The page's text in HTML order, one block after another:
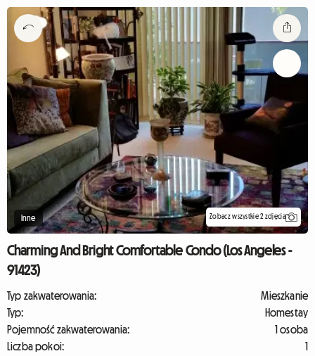
Inne Zobacz wszystkie 2 zdjęcia
Charming And Bright Comfortable Condo (Los Angeles -
91423)
Typ zakwaterowania:
Mieszkanie
Typ:
Homestay
Pojemność zakwaterowania:
1 osoba
Liczba pokoi:
1